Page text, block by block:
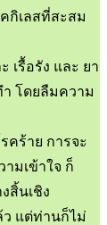
กิเลสที่สะสม
เรื้อรัง และ ยา
โดยลืมความ
คร้าย การจะ
มเข้าใจ ก็
สิ้นเชิง
แต่ท่านก็ไม่